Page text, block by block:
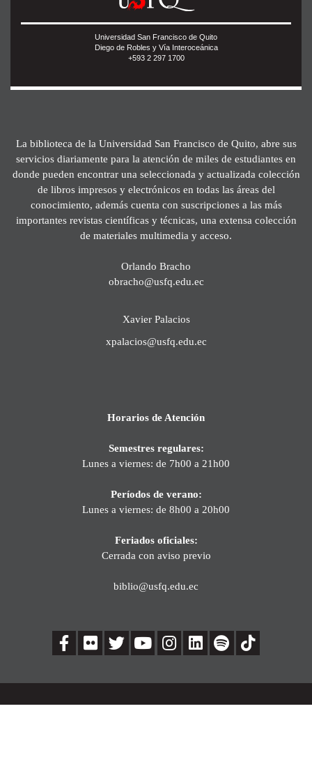
Universidad San Francisco de Quito
Diego de Robles y Vía Interoceánica
+593 2 297 1700
La biblioteca de la Universidad San Francisco de Quito, abre sus
servicios diariamente para la atención de miles de estudiantes en
donde pueden encontrar una seleccionada y actualizada colección
de libros impresos y electrónicos en todas las áreas del
conocimiento, además cuenta con suscripciones a las más
importantes revistas científicas y técnicas, una extensa colección
de materiales multimedia y acceso.
Orlando Bracho
obracho@usfq.edu.ec
Xavier Palacios
xpalacios@usfq.edu.ec
Horarios de Atención
Semestres regulares:
Lunes a viernes: de 7h00 a 21h00
Períodos de verano:
Lunes a viernes: de 8h00 a 20h00
Feriados oficiales:
Cerrada con aviso previo
biblio@usfq.edu.ec